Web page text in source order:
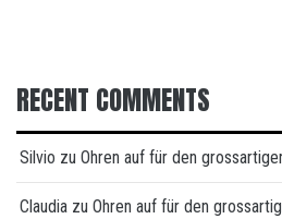
RECENT COMMENTS
Silvio zu Ohren auf für den
Claudia zu Ohren auf für den